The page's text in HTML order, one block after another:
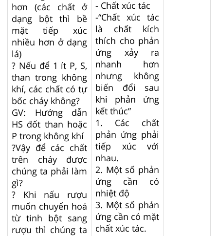
hơn (các chất ở
dạng bột thì bề
mặt tiếp xúc
nhiều hơn ở dạng
lá)
? Nếu để 1 ít P, S,
than trong không
khí, các chất có tự
bốc cháy không?
GV: Hướng dẫn
HS đốt than hoặc
P trong không khí
?Vậy để các chất
trên cháy được
chúng ta phải làm
gì?
? Khi nấu rượu
muốn chuyển hoá
từ tinh bột sang
rượu thì chúng ta
- Chất xúc tác
-“Chất xúc tác
là chất kích
thích cho phản
ứng xảy ra
nhanh hơn
nhưng không
biến đổi sau
khi phản ứng
kết thúc”
1. Các chất
phản ứng phải
tiếp xúc với
nhau.
2. Một số phản
ứng cần có
nhiệt độ
3. Một số phản
ứng cần có mặt
chất xúc tác.